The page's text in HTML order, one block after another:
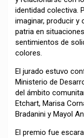
identidad colectiva.
imaginar, producir y
patria en
sentimientos de
colores.
El jurado estuvo
Ministerio de
del ámbito
Etchart, Marisa
Bradanini y Mayol
El premio fue